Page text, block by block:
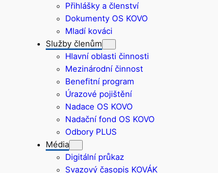
Přihlášky a členství
Dokumenty OS KOVO
Mladí kováci
Služby členům
Hlavní oblasti činnosti
Mezinárodní činnost
Benefitní program
Úrazové pojištění
Nadace OS KOVO
Nadační fond OS KOVO
Odbory PLUS
Média
Digitální průkaz
Svazový časopis KOVÁK